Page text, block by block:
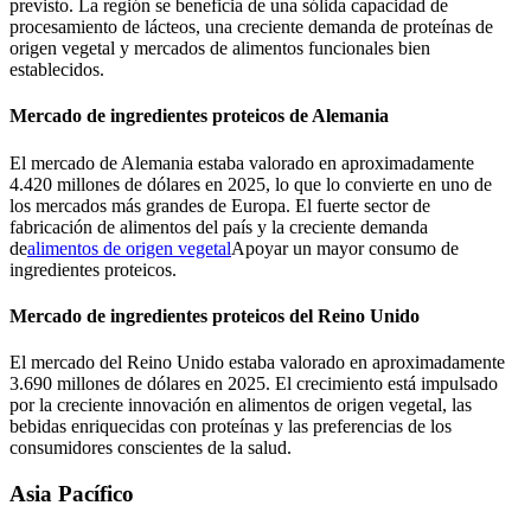
previsto. La región se beneficia de una sólida capacidad de
procesamiento de lácteos, una creciente demanda de proteínas de
origen vegetal y mercados de alimentos funcionales bien
establecidos.
Mercado de ingredientes proteicos de Alemania
El mercado de Alemania estaba valorado en aproximadamente
4.420 millones de dólares en 2025, lo que lo convierte en uno de
los mercados más grandes de Europa. El fuerte sector de
fabricación de alimentos del país y la creciente demanda
dealimentos de origen vegetalApoyar un mayor consumo de
ingredientes proteicos.
Mercado de ingredientes proteicos del Reino Unido
El mercado del Reino Unido estaba valorado en aproximadamente
3.690 millones de dólares en 2025. El crecimiento está impulsado
por la creciente innovación en alimentos de origen vegetal, las
bebidas enriquecidas con proteínas y las preferencias de los
consumidores conscientes de la salud.
Asia Pacífico